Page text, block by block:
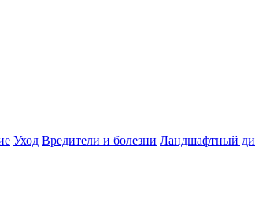
Уход Вредители и болезни Ландшафтный